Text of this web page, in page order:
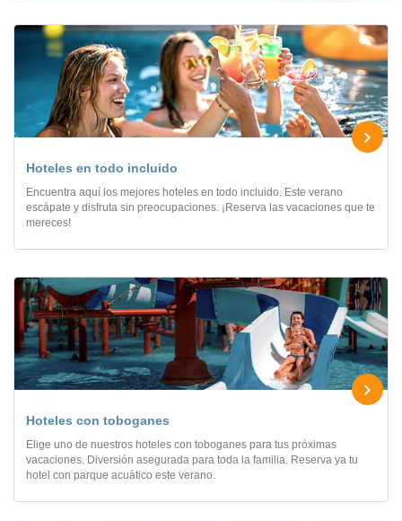
Hoteles en todo incluido
Encuentra aquí los mejores hoteles en todo incluido. Este verano
escápate y disfruta sin preocupaciones. ¡Reserva las vacaciones que te
mereces!
Hoteles con toboganes
Elige uno de nuestros hoteles con toboganes para tus próximas
vacaciones. Diversión asegurada para toda la familia. Reserva ya tu
hotel con parque acuático este verano.